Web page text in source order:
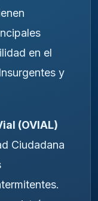
en el
y
(OVIAL)
Ciudadana